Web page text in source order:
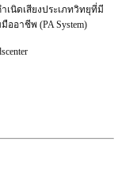
เนิดเสียงประเภทวิทยุที่มี
อาชีพ (PA System)